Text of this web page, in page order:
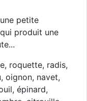
petite
produit une
roquette, radis,
oignon, navet,
épinard,